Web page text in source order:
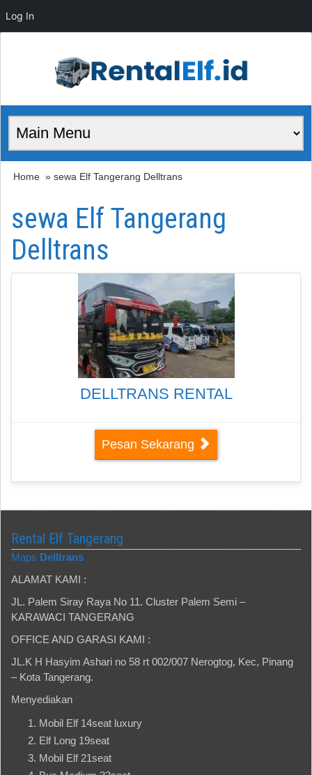
Home » sewa Elf Tangerang Delltrans
sewa Elf Tangerang
Delltrans
DELLTRANS RENTAL
Pesan Sekarang
Rental Elf Tangerang
Maps Delltrans
ALAMAT KAMI :
JL. Palem Siray Raya No 11. Cluster Palem Semi –
KARAWACI TANGERANG
OFFICE AND GARASI KAMI :
JL.K H Hasyim Ashari no 58 rt 002/007 Nerogtog, Kec, Pinang
– Kota Tangerang.
Menyediakan
Mobil Elf 14seat luxury
Elf Long 19seat
Mobil Elf 21seat
Log In